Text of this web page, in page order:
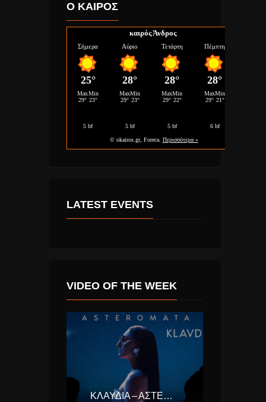
Ο ΚΑΙΡΟΣ
καιρός Άνδρος
LATEST EVENTS
VIDEO OF THE WEEK
ΚΛΑΥΔΊΑ – ΑΣΤΕΡΟΜΆΤΑ (EUROVISION ΕΛΛΆΔΑ 2025)